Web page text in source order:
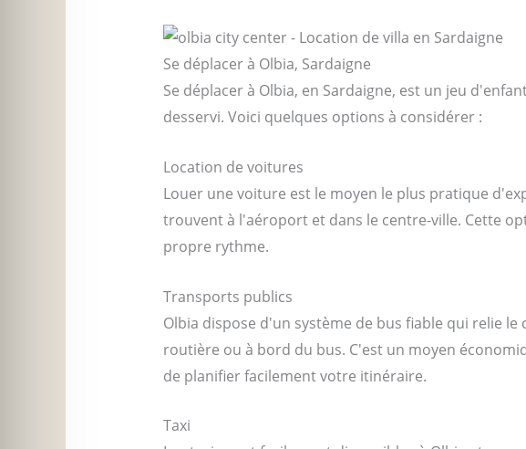
Se déplacer à Olbia, Sardaigne
Se déplacer à Olbia, en Sardaigne, est un jeu
desservi. Voici quelques options à considérer :
Location de voitures
Louer une voiture est le moyen le plus pratique
trouvent à l'aéroport et dans le centre-ville. Cette
propre rythme.
Transports publics
Olbia dispose d'un système de bus fiable qui relie
routière ou à bord du bus. C'est un moyen
de planifier facilement votre itinéraire.
Taxi